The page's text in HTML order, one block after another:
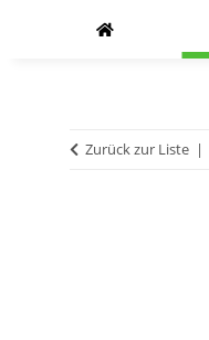
Zurück zur Liste